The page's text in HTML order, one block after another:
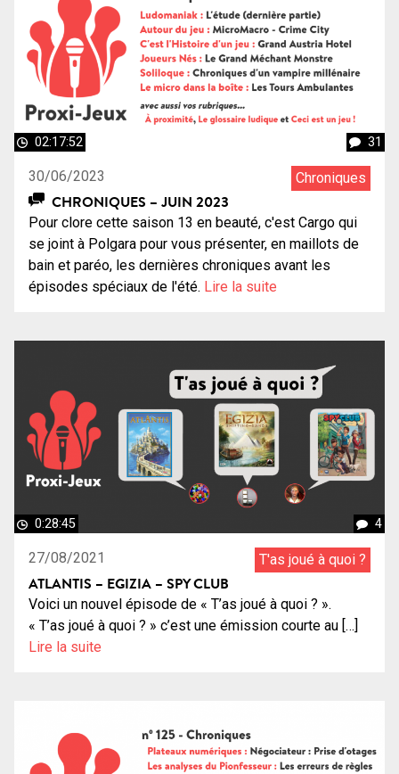
02:17:52 31
30/06/2023 Chroniques
CHRONIQUES – JUIN 2023
Pour clore cette saison 13 en beauté, c'est Cargo qui
se joint à Polgara pour vous présenter, en maillots de
bain et paréo, les dernières chroniques avant les
épisodes spéciaux de l'été. Lire la suite
0:28:45 4
27/08/2021 T'as joué à quoi ?
ATLANTIS – EGIZIA – SPY CLUB
Voici un nouvel épisode de « T’as joué à quoi ? ».
« T’as joué à quoi ? » c’est une émission courte au […]
Lire la suite